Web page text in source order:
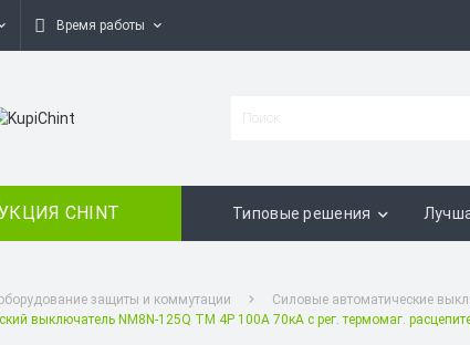
Время работы
CHINT Типовые решения
защиты и коммутации Силовые автоматические
выключатель NM8N-125Q TM 4P 100А 70кА с рег. термомаг.